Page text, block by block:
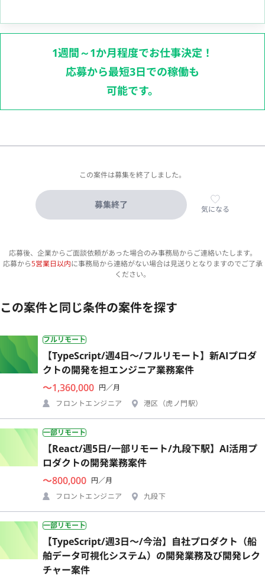
1週間～1か月程度でお仕事決定！
応募から最短3日での稼働も
可能です。
この案件は募集を終了しました。
募集終了 気になる
応募後、企業からご面談依頼があった場合のみ事務局からご連絡いたします。
応募から5営業日以内に事務局から連絡がない場合は見送りとなりますのでご了承
ください。
この案件と同じ条件の案件を探す
フルリモート
【TypeScript/週4日〜/フルリモート】新AIプロダ
クトの開発を担エンジニア業務案件
〜1,360,000 円／月
フロントエンジニア
港区（虎ノ門駅）
一部リモート
【React/週5日/一部リモート/九段下駅】AI活用プ
ロダクトの開発業務案件
〜800,000 円／月
フロントエンジニア
九段下
一部リモート
【TypeScript/週3日〜/今治】自社プロダクト（船
舶データ可視化システム）の開発業務及び開発レク
チャー案件